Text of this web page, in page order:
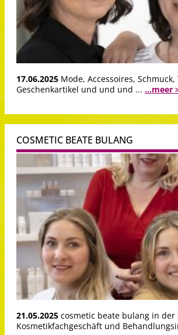
17.06.2025 Mode, Accessoires, Schmuck,
Geschenkartikel und und und ... ...meer
COSMETIC BEATE BULANG
21.05.2025 cosmetic beate bulang in der
Kosmetikfachgeschäft und